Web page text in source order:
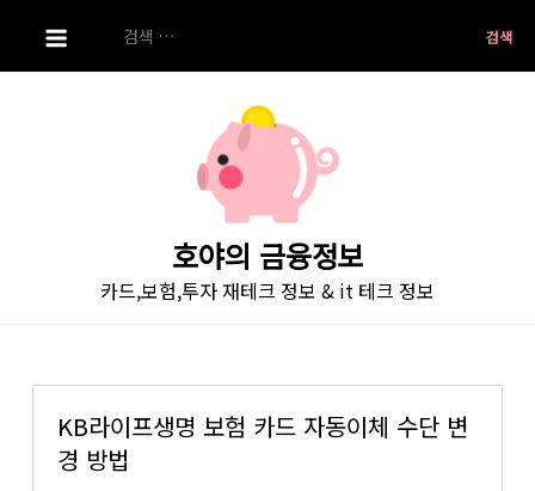
i
색:
호야의 금융정보
카드,보험,투자 재테크 정보 & it 테크 정보
KB라이프생명 보험 카드 자동이체 수단 변
경 방법